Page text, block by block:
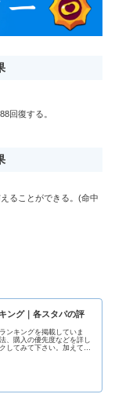
回復する。
ることができる。(命中
ング｜各スタパの評
ンキングを掲載していま
、購入の優先度などを詳し
してみて下さい。加えて、